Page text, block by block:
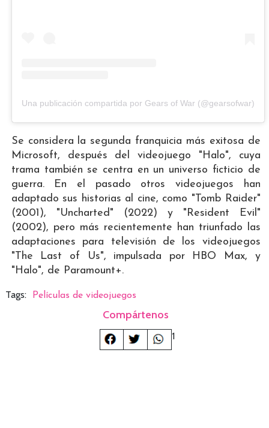
Una publicación compartida por Gears of War (@gearsofwar)
Se considera la segunda franquicia más exitosa de
Microsoft, después del videojuego "Halo", cuya
trama también se centra en un universo ficticio de
guerra. En el pasado otros videojuegos han
adaptado sus historias al cine, como "Tomb Raider"
(2001), "Uncharted" (2022) y "Resident Evil"
(2002), pero más recientemente han triunfado las
adaptaciones para televisión de los videojuegos
"The Last of Us", impulsada por HBO Max, y
"Halo", de Paramount+.
Tags: Películas de videojuegos
Compártenos
1